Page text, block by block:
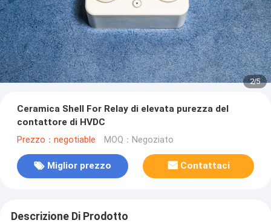
2/5
Ceramica Shell For Relay di elevata purezza del
contattore di HVDC
Prezzo：negotiable MOQ：Negoziato
Miglior prezzo Contattaci
Descrizione Di Prodotto